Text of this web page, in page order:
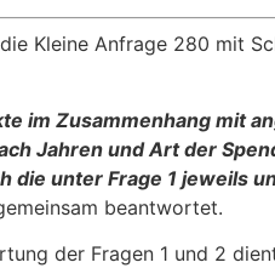
Kleine Anfrage 280 mit
im Zusammenhang mit
Jahren und Art der
die unter Frage 1 jeweils
beantwortet.
der Fragen 1 und 2